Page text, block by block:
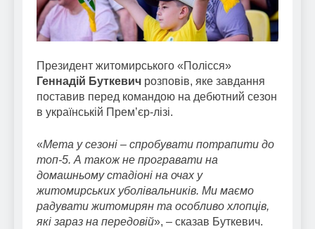
Президент житомирського «Полісся»
Геннадій Буткевич розповів, яке завдання
поставив перед командою на дебютний сезон
в українській Прем’єр-лізі.
«Мета у сезоні – спробувати потрапити до
топ-5. А також не програвати на
домашньому стадіоні на очах у
житомирських уболівальників. Ми маємо
радувати житомирян та особливо хлопців,
які зараз на передовій», – сказав Буткевич.